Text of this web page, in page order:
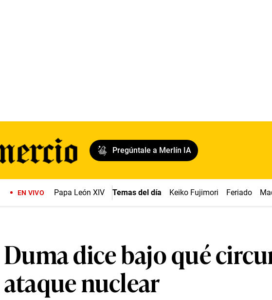
Pregúntale a Merlín IA
EN VIVO Papa León XIV Temas del día Keiko Fujimori Feriado
dice bajo qué
nuclear